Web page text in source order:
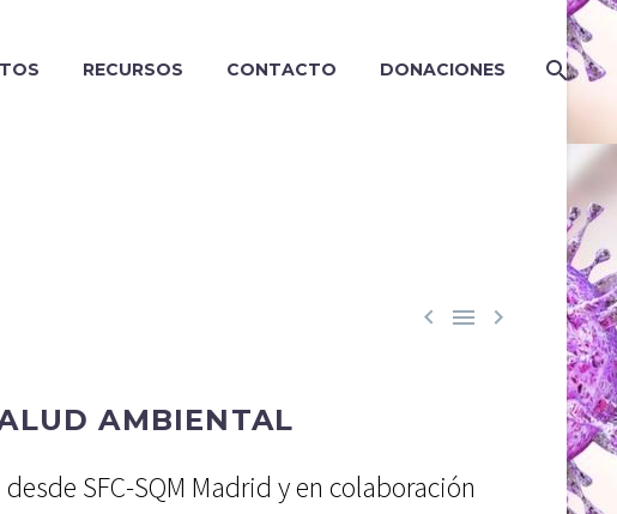
RECURSOS CONTACTO DONACIONES
  
AMBIENTAL
SFC-SQM Madrid y en colaboración